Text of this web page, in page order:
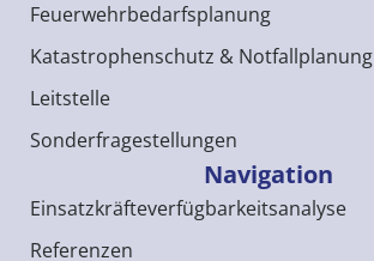
Feuerwehrbedarfsplanung
Katastrophenschutz & Notfallplanung
Leitstelle
Sonderfragestellungen
Navigation
Einsatzkräfteverfügbarkeitsanalyse
Referenzen